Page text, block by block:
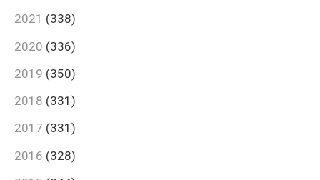
2021 (338)
2020 (336)
2019 (350)
2018 (331)
2017 (331)
2016 (328)